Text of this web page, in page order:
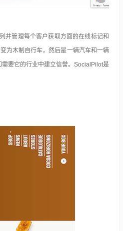
并管理每个客户获取方面的在线标记和
为木制自行车，然后是一辆汽车和一辆
要它的行业中建立信誉。SocialPilot是